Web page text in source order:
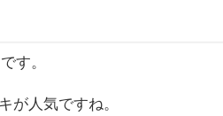
す。
が人気ですね。